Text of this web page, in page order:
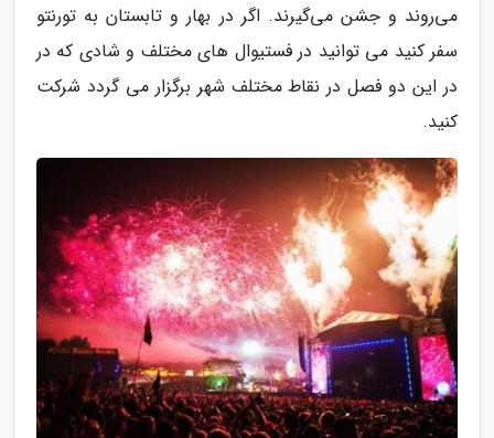
می‌روند و جشن می‌گیرند. اگر در بهار و تابستان به تورنتو
سفر کنید می توانید در فستیوال های مختلف و شادی که در
در این دو فصل در نقاط مختلف شهر برگزار می گردد شرکت
کنید.